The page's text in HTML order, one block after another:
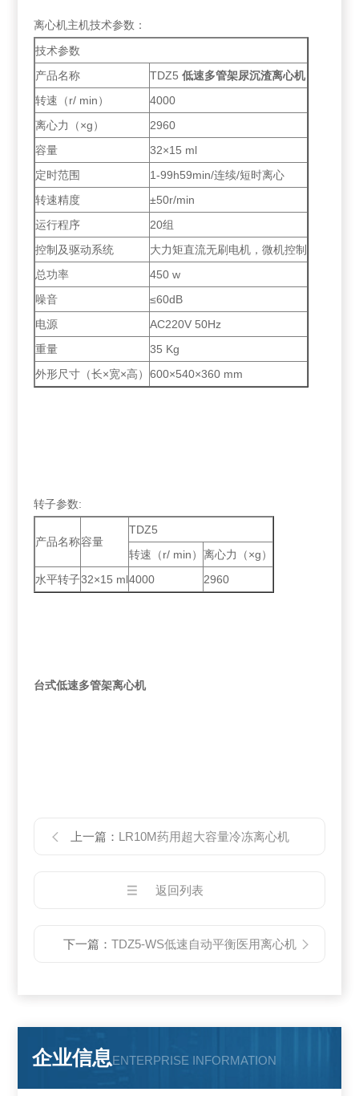
离心机主机技术参数：
技术参数
产品名称
TDZ5低速多管架尿沉渣离心机
转速（r/ min）
4000
离心力（×g）
2960
容量
32×15 ml
定时范围
1-99h59min/连续/短时离心
转速精度
±50r/min
运行程序
20组
控制及驱动系统
大力矩直流无刷电机，微机控制
总功率
450 w
噪音
≤60dB
电源
AC220V 50Hz
重量
35 Kg
外形尺寸（长×宽×高） 600×540×360 mm
转子参数:
产品名称容量
TDZ5
转速（r/ min） 离心力（×g）
水平转子32×15 ml4000 2960
台式低速多管架离心机
上一篇： LR10M药用超大容量冷冻离心机
返回列表
下一篇： TDZ5-WS低速自动平衡医用离心机
企业信息ENTERPRISE INFORMATION